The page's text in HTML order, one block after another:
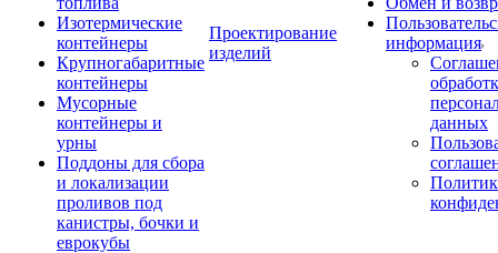
Изотермические
контейнеры
Крупногабаритные
контейнеры
Мусорные
контейнеры и
урны
Поддоны для сбора
и локализации
проливов под
канистры, бочки и
еврокубы
Проектирование
изделий
информация
данных